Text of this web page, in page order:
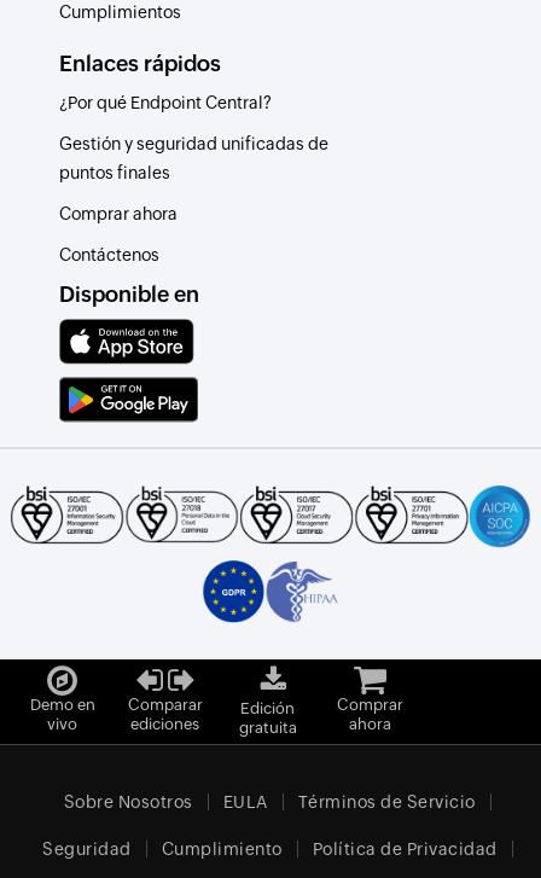
Cumplimientos
Enlaces rápidos
¿Por qué Endpoint Central?
Gestión y seguridad unificadas de
puntos finales
Comprar ahora
Contáctenos
Disponible en
Demo en
vivo
Comparar
ediciones
Edición
gratuita
Comprar
ahora
Sobre Nosotros EULA Términos de Servicio
Seguridad Cumplimiento Política de Privacidad